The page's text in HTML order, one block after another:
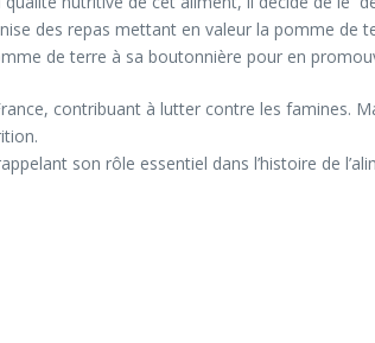
des repas mettant en valeur la pomme de
de terre à sa boutonnière pour en
contribuant à lutter contre les famines.
son rôle essentiel dans l’histoire de